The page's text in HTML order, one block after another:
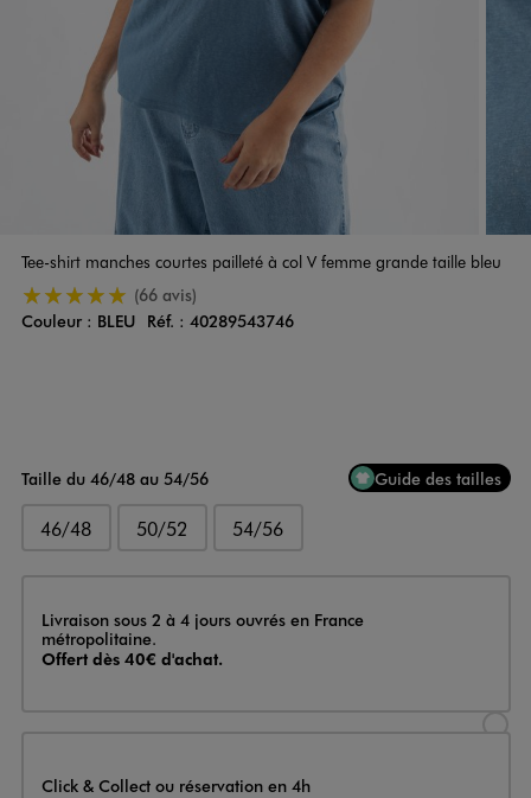
Tee-shirt manches courtes pailleté à col V femme grande taille bleu
5/5 de moyenne(66 avis)
Couleur
Couleur : BLEU Réf. : 40289543746
Taille du 46/48 au 54/56 Guide des tailles
46/48 50/52 54/56
Livraison
Livraison sous 2 à 4 jours ouvrés en France
métropolitaine.
Offert dès 40€ d'achat.
Click & Collect ou réservation en 4h